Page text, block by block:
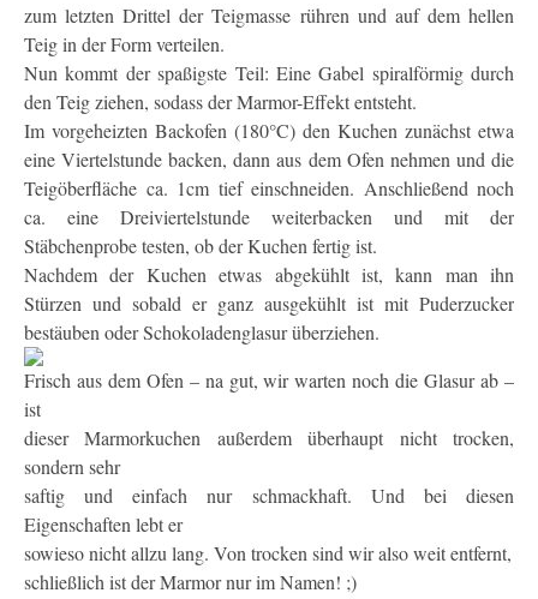
zum letzten Drittel der Teigmasse rühren und auf dem hellen
Teig in der Form verteilen.
Nun kommt der spaßigste Teil: Eine Gabel spiralförmig durch
den Teig ziehen, sodass der Marmor-Effekt entsteht.
Im vorgeheizten Backofen (180°C) den Kuchen zunächst etwa
eine Viertelstunde backen, dann aus dem Ofen nehmen und die
Teigöberfläche ca. 1cm tief einschneiden. Anschließend noch
ca. eine Dreiviertelstunde weiterbacken und mit der
Stäbchenprobe testen, ob der Kuchen fertig ist.
Nachdem der Kuchen etwas abgekühlt ist, kann man ihn
Stürzen und sobald er ganz ausgekühlt ist mit Puderzucker
bestäuben oder Schokoladenglasur überziehen.
Frisch aus dem Ofen – na gut, wir warten noch die Glasur ab –
ist
dieser Marmorkuchen außerdem überhaupt nicht trocken,
sondern sehr
saftig und einfach nur schmackhaft. Und bei diesen
Eigenschaften lebt er
sowieso nicht allzu lang. Von trocken sind wir also weit entfernt,
schließlich ist der Marmor nur im Namen! ;)